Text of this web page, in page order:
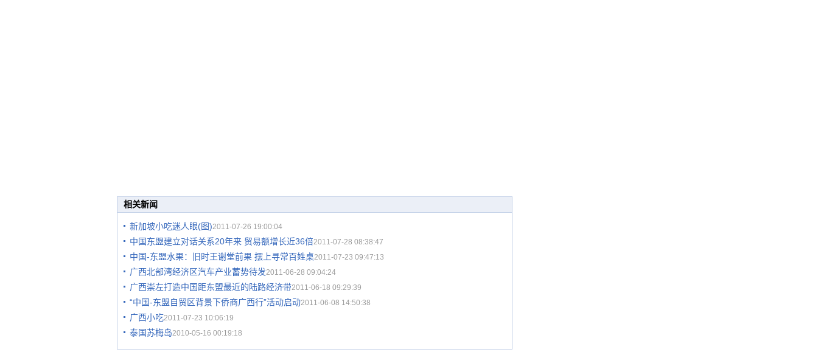
相关新闻
新加坡小吃迷人眼(图)2011-07-26 19:00:04
中国东盟建立对话关系20年来 贸易额增长近36倍2011-07-28 08:38:47
中国-东盟水果：旧时王谢堂前果 摆上寻常百姓桌2011-07-23 09:47:13
广西北部湾经济区汽车产业蓄势待发2011-06-28 09:04:24
广西崇左打造中国距东盟最近的陆路经济带2011-06-18 09:29:39
“中国-东盟自贸区背景下侨商广西行”活动启动2011-06-08 14:50:38
广西小吃2011-07-23 10:06:19
泰国苏梅岛2010-05-16 00:19:18